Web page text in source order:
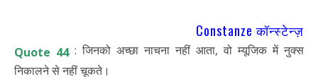
Constanze कॉन्स्टेन्ज़
Quote 44: जिनको अच्छा नाचना नहीं आता, वो म्यूजिक में नुक्स
निकालने से नहीं चूकते।